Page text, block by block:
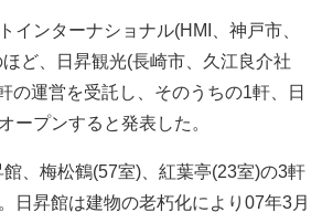
ンターナショナル(HMI、神戸市、
ど、日昇観光(長崎市、久江良介社
の運営を受託し、そのうちの1軒、日
ープンすると発表した。
、梅松鶴(57室)、紅葉亭(23室)の3軒
日昇館は建物の老朽化により07年3月